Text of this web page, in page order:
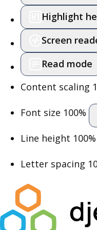
Highlight
Screen
Read mode
Content scaling
Font size 100%
Line height 100%
Letter spacing